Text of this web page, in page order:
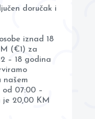
doručak i
iznad 18
(€1) za
– 18 godina
našem
od 07:00 –
je 20,00 KM